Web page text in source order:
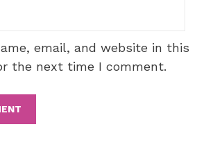
email, and website in this
the next time I comment.